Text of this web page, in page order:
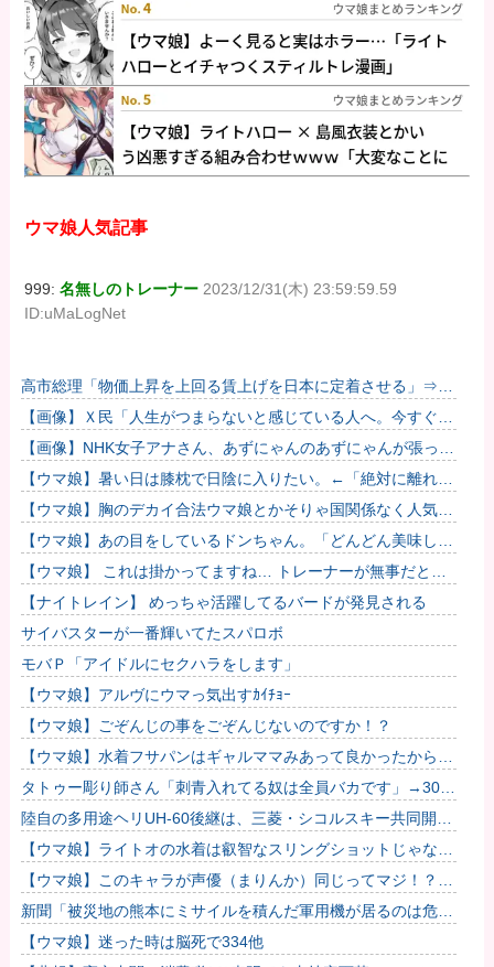
ウマ娘人気記事
999:名無しのトレーナー 2023/12/31(木) 23:59:59.59
ID:uMaLogNet
高市総理「物価上昇を上回る賃上げを日本に定着させる」⇒
国家公務員月給3.51％増へ
【画像】Ｘ民「人生がつまらないと感じている人へ。今すぐ
『これ』をやってください。」6.9万いいね
【画像】NHK女子アナさん、あずにゃんのあずにゃんが張って
しまう
【ウマ娘】暑い日は膝枕で日陰に入りたい。←「絶対に離れた
くない場所だな」
【ウマ娘】胸のデカイ合法ウマ娘とかそりゃ国関係なく人気出
るわな
【ウマ娘】あの目をしているドンちゃん。「どんどん美味しく
実る…♡」
【ウマ娘】 これは掛かってますね… トレーナーが無事だとい
いのですが…
【ナイトレイン】 めっちゃ活躍してるバードが発見される
サイバスターが一番輝いてたスパロボ
モバＰ「アイドルにセクハラをします」
【ウマ娘】アルヴにウマっ気出すｶｲﾁｮｰ
【ウマ娘】ごぞんじの事をごぞんじないのですか！？
【ウマ娘】水着フサパンはギャルママみあって良かったから引
く
タトゥー彫り師さん「刺青入れてる奴は全員バカです」→30万
再生ｗｗｗｗｗｗ
陸自の多用途ヘリUH-60後継は、三菱・シコルスキー共同開発
に？！
【ウマ娘】ライトオの水着は叡智なスリングショットじゃなく
て多分これ。
【ウマ娘】このキャラが声優（まりんか）同じってマジ！？
←「スズカさんみたいな演技の方がレアだと聞いて驚いたよ」
新聞「被災地の熊本にミサイルを積んだ軍用機が居るのは危
険！日本を守る前に日常を守れ！」他
【ウマ娘】迷った時は脳死で334他